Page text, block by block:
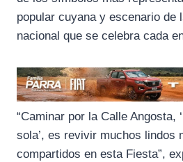
popular cuyana y escenario de
nacional que se celebra cada
“Caminar por la Calle Angosta,
sola’, es revivir muchos lindos
compartidos en esta Fiesta”,